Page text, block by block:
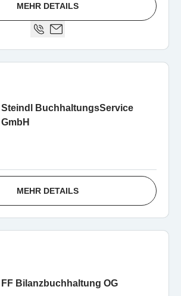
MEHR DETAILS
Steindl BuchhaltungsService
GmbH
MEHR DETAILS
FF Bilanzbuchhaltung OG